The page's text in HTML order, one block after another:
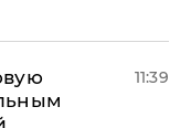
11:39